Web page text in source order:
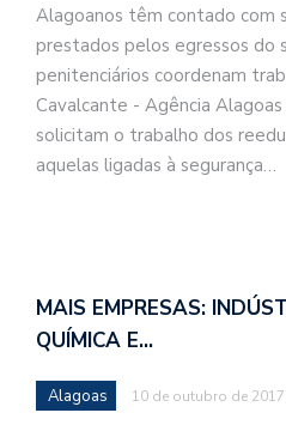
Alagoanos têm contado com
prestados pelos egressos do
penitenciários coordenam
Cavalcante - Agência
solicitam o trabalho dos
aquelas ligadas à segurança…
MAIS EMPRESAS:
QUÍMICA E…
Alagoas 10 de outubro de 2017